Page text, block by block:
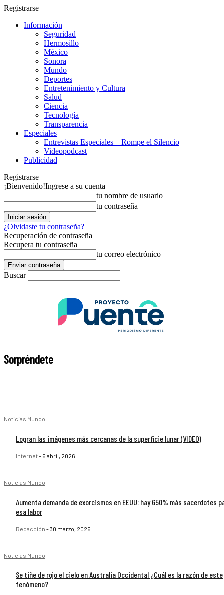
Registrarse
Información
Seguridad
Hermosillo
México
Sonora
Mundo
Deportes
Entretenimiento y Cultura
Salud
Ciencia
Tecnología
Transparencia
Especiales
Entrevistas Especiales – Rompe el Silencio
Videopodcast
Publicidad
Registrarse
¡Bienvenido!Ingrese a su cuenta
tu nombre de usuario
tu contraseña
¿Olvidaste tu contraseña?
Recuperación de contraseña
Recupera tu contraseña
tu correo electrónico
Buscar
Sorpréndete
Noticias Mundo
Logran las imágenes más cercanas de la superficie lunar (VIDEO)
Internet- 6 abril, 2026
Noticias Mundo
Aumenta demanda de exorcismos en EEUU; hay 650% más sacerdotes
esa labor
Redacción -30 marzo, 2026
Noticias Mundo
Se tiñe de rojo el cielo en Australia Occidental ¿Cuál es la razón de este
fenómeno?